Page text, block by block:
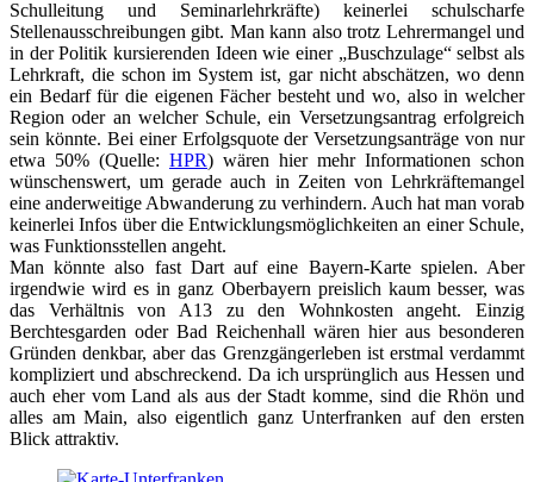
Schulleitung und Seminarlehrkräfte) keinerlei schulscharfe
Stellenausschreibungen gibt. Man kann also trotz Lehrermangel und
in der Politik kursierenden Ideen wie einer „Buschzulage“ selbst als
Lehrkraft, die schon im System ist, gar nicht abschätzen, wo denn
ein Bedarf für die eigenen Fächer besteht und wo, also in welcher
Region oder an welcher Schule, ein Versetzungsantrag erfolgreich
sein könnte. Bei einer Erfolgsquote der Versetzungsanträge von nur
etwa 50% (Quelle: HPR) wären hier mehr Informationen schon
wünschenswert, um gerade auch in Zeiten von Lehrkräftemangel
eine anderweitige Abwanderung zu verhindern. Auch hat man vorab
keinerlei Infos über die Entwicklungsmöglichkeiten an einer Schule,
was Funktionsstellen angeht.
Man könnte also fast Dart auf eine Bayern-Karte spielen. Aber
irgendwie wird es in ganz Oberbayern preislich kaum besser, was
das Verhältnis von A13 zu den Wohnkosten angeht. Einzig
Berchtesgarden oder Bad Reichenhall wären hier aus besonderen
Gründen denkbar, aber das Grenzgängerleben ist erstmal verdammt
kompliziert und abschreckend. Da ich ursprünglich aus Hessen und
auch eher vom Land als aus der Stadt komme, sind die Rhön und
alles am Main, also eigentlich ganz Unterfranken auf den ersten
Blick attraktiv.